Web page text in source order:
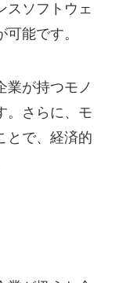
スソフトウェ
能です。
業が持つモノ
。さらに、モ
とで、経済的